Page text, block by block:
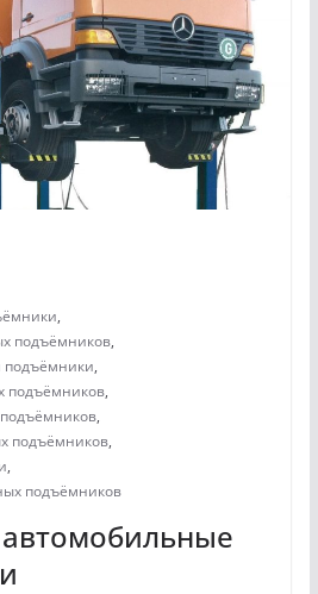
,
подъёмников,
подъёмники,
подъёмников,
,
подъёмников,
,
подъёмников